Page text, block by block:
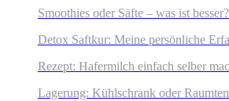
Smoothies oder Säfte – was ist besser?
Detox Saftkur: Meine persönliche
Rezept: Hafermilch einfach selber
Lagerung: Kühlschrank oder